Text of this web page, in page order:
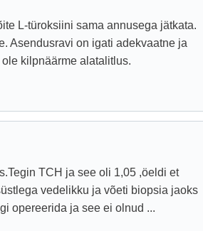
L-türoksiini sama annusega jätkata.
Asendusravi on igati adekvaatne ja
kilpnäärme alatalitlus.
TCH ja see oli 1,05 ,öeldi et
vedelikku ja võeti biopsia jaoks
opereerida ja see ei olnud ...